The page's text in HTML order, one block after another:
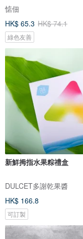
惦佃
HK$ 65.3 HK$ 74.1
綠色友善
新鮮拇指水果粽禮盒
DULCET多謝乾果醬
HK$ 166.8
可訂製